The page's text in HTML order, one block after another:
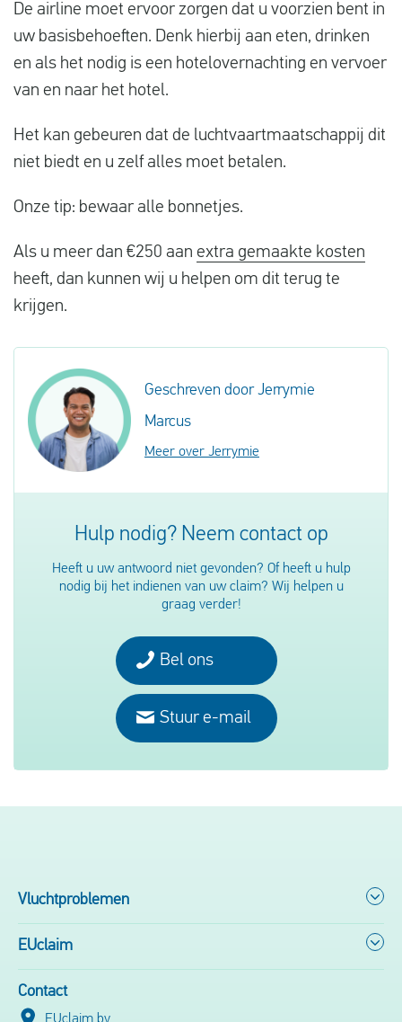
De airline moet ervoor zorgen dat u voorzien bent in
uw basisbehoeften. Denk hierbij aan eten, drinken
en als het nodig is een hotelovernachting en vervoer
van en naar het hotel.
Het kan gebeuren dat de luchtvaartmaatschappij dit
niet biedt en u zelf alles moet betalen.
Onze tip: bewaar alle bonnetjes.
Als u meer dan €250 aan extra gemaakte kosten
heeft, dan kunnen wij u helpen om dit terug te
krijgen.
Geschreven door Jerrymie
Marcus
Meer over Jerrymie
Hulp nodig? Neem contact op
Heeft u uw antwoord niet gevonden? Of heeft u hulp
nodig bij het indienen van uw claim? Wij helpen u
graag verder!
Bel ons
Stuur e-mail
Vluchtproblemen
EUclaim
Contact